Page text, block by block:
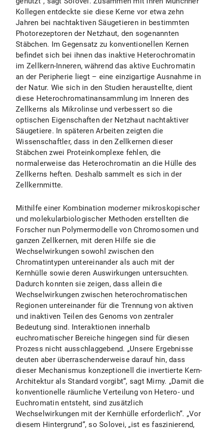
Kollegen entdeckte sie diese Kerne vor etwa zehn
Jahren bei nachtaktiven Säugetieren in bestimmten
Photorezeptoren der Netzhaut, den sogenannten
Stäbchen. Im Gegensatz zu konventionellen Kernen
befindet sich bei ihnen das inaktive Heterochromatin
im Zellkern-Inneren, während das aktive Euchromatin
an der Peripherie liegt – eine einzigartige Ausnahme in
der Natur. Wie sich in den Studien heraustellte, dient
diese Heterochromatinansammlung im Inneren des
Zellkerns als Mikrolinse und verbessert so die
optischen Eigenschaften der Netzhaut nachtaktiver
Säugetiere. In späteren Arbeiten zeigten die
Wissenschaftler, dass in den Zellkernen dieser
Stäbchen zwei Proteinkomplexe fehlen, die
normalerweise das Heterochromatin an die Hülle des
Zellkerns heften. Deshalb sammelt es sich in der
Zellkernmitte.
Mithilfe einer Kombination moderner mikroskopischer
und molekularbiologischer Methoden erstellten die
Forscher nun Polymermodelle von Chromosomen und
ganzen Zellkernen, mit deren Hilfe sie die
Wechselwirkungen sowohl zwischen den
Chromatintypen untereinander als auch mit der
Kernhülle sowie deren Auswirkungen untersuchten.
Dadurch konnten sie zeigen, dass allein die
Wechselwirkungen zwischen heterochromatischen
Regionen untereinander für die Trennung von aktiven
und inaktiven Teilen des Genoms von zentraler
Bedeutung sind. Interaktionen innerhalb
euchromatischer Bereiche hingegen sind für diesen
Prozess nicht ausschlaggebend. „Unsere Ergebnisse
deuten aber überraschenderweise darauf hin, dass
dieser Mechanismus konzeptionell die invertierte Kern-
Architektur als Standard vorgibt“, sagt Mirny. „Damit die
konventionelle räumliche Verteilung von Hetero- und
Euchromatin entsteht, sind zusätzlich
Wechselwirkungen mit der Kernhülle erforderlich“. „Vor
diesem Hintergrund“, so Solovei, „ist es faszinierend,